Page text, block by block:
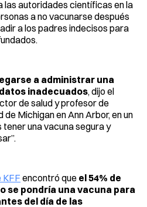
las autoridades científicas en la
a no vacunarse después
a los padres indecisos para
a administrar una
inadecuados, dijo el
de salud y profesor de
Michigan en Ann Arbor, en un
tener una vacuna segura y
KFF encontró que el 54% de
se pondría una vacuna para
del día de las